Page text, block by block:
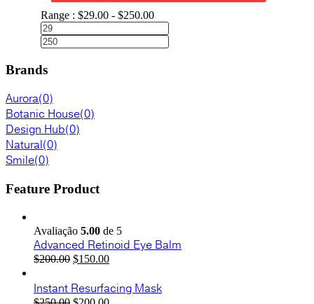
Range : $29.00 - $250.00
Brands
Aurora(0)
Botanic House(0)
Design Hub(0)
Natural(0)
Smile(0)
Feature Product
Avaliação 5.00 de 5
Advanced Retinoid Eye Balm
$200.00 O
original
era:
$150.00O
atual
é:
Instant Resurfacing Mask